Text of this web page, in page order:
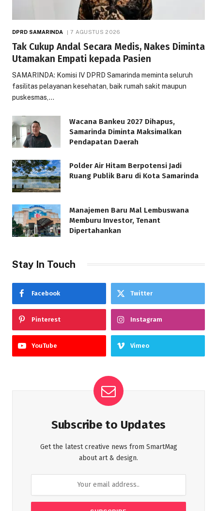
DPRD SAMARINDA 7 AGUSTUS 2026
Tak Cukup Andal Secara Medis, Nakes Diminta
Utamakan Empati kepada Pasien
SAMARINDA: Komisi IV DPRD Samarinda meminta seluruh
fasilitas pelayanan kesehatan, baik rumah sakit maupun
puskesmas,…
Wacana Bankeu 2027 Dihapus,
Samarinda Diminta Maksimalkan
Pendapatan Daerah
Polder Air Hitam Berpotensi Jadi
Ruang Publik Baru di Kota Samarinda
Manajemen Baru Mal Lembuswana
Memburu Investor, Tenant
Dipertahankan
Stay In Touch
Facebook Twitter
Pinterest Instagram
YouTube Vimeo
Subscribe to Updates
Get the latest creative news from SmartMag
about art & design.